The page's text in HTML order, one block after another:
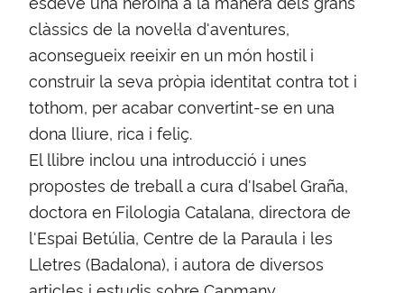
clàssics de la novel·la d'aventures,
aconsegueix reeixir en un món hostil i
construir la seva pròpia identitat contra tot i
tothom, per acabar convertint-se en una
dona lliure, rica i feliç.
El llibre inclou una introducció i unes
propostes de treball a cura d'Isabel Graña,
doctora en Filologia Catalana, directora de
l'Espai Betúlia, Centre de la Paraula i les
Lletres (Badalona), i autora de diversos